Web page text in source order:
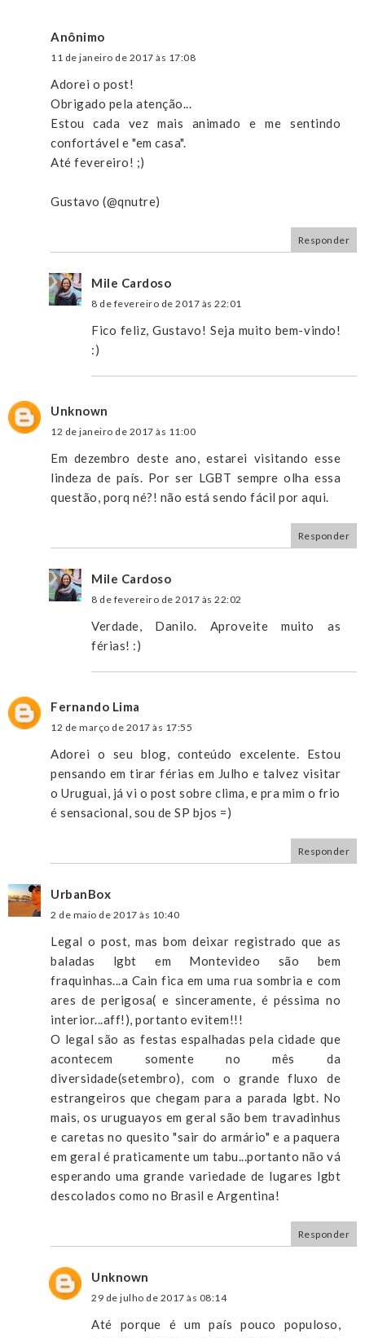
Anônimo
11 de janeiro de 2017 às 17:08
Adorei o post!
Obrigado pela atenção...
Estou cada vez mais animado e me sentindo
confortável e "em casa".
Até fevereiro! ;)
Gustavo (@qnutre)
Responder
Mile Cardoso
8 de fevereiro de 2017 às 22:01
Fico feliz, Gustavo! Seja muito bem-vindo!
:)
Unknown
12 de janeiro de 2017 às 11:00
Em dezembro deste ano, estarei visitando esse
lindeza de país. Por ser LGBT sempre olha essa
questão, porq né?! não está sendo fácil por aqui.
Responder
Mile Cardoso
8 de fevereiro de 2017 às 22:02
Verdade, Danilo. Aproveite muito as
férias! :)
Fernando Lima
12 de março de 2017 às 17:55
Adorei o seu blog, conteúdo excelente. Estou
pensando em tirar férias em Julho e talvez visitar
o Uruguai, já vi o post sobre clima, e pra mim o frio
é sensacional, sou de SP bjos =)
Responder
UrbanBox
2 de maio de 2017 às 10:40
Legal o post, mas bom deixar registrado que as
baladas lgbt em Montevideo são bem
fraquinhas...a Cain fica em uma rua sombria e com
ares de perigosa( e sinceramente, é péssima no
interior...aff!), portanto evitem!!!
O legal são as festas espalhadas pela cidade que
acontecem somente no mês da
diversidade(setembro), com o grande fluxo de
estrangeiros que chegam para a parada lgbt. No
mais, os uruguayos em geral são bem travadinhus
e caretas no quesito "sair do armário" e a paquera
em geral é praticamente um tabu...portanto não vá
esperando uma grande variedade de lugares lgbt
descolados como no Brasil e Argentina!
Responder
Unknown
29 de julho de 2017 às 08:14
Até porque é um país pouco populoso,